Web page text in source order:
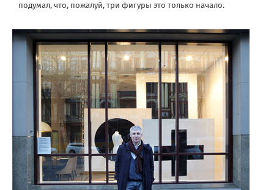
подумал, что, пожалуй, три фигуры это только начало.